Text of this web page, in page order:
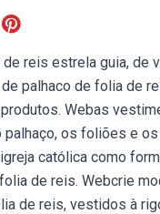
de reis estrela guia, de
palhaco de folia de
Webas
palhaço, os foliões e
católica como
de reis. Webcrie
de reis, vestidos à